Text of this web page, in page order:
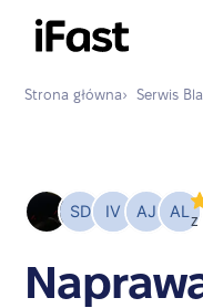
Strona główna› Serwis